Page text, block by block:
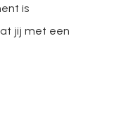
is
jij met een